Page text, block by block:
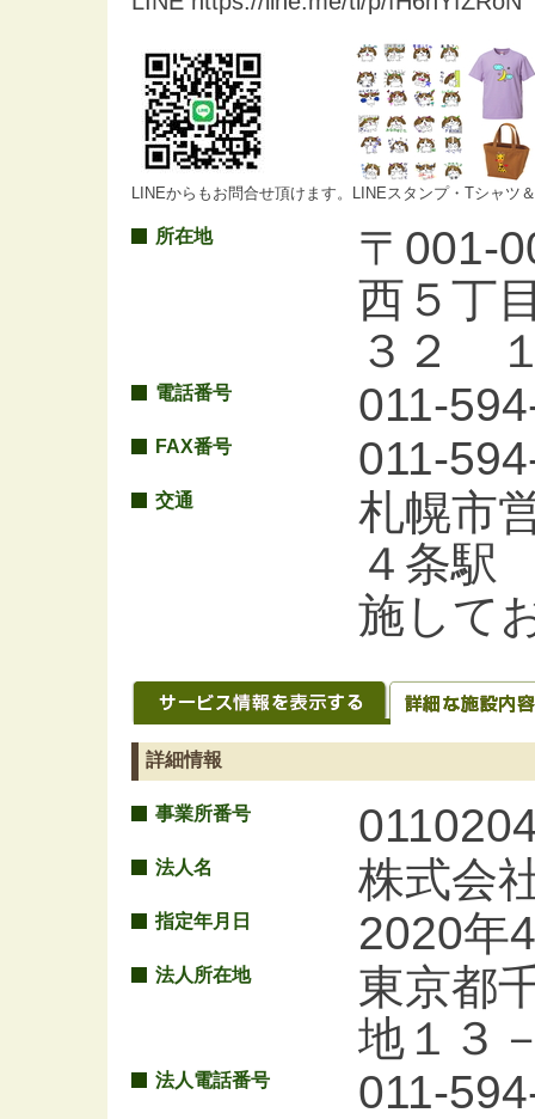
LINEからもお問合せ頂けます。 LINEスタンプ・Tシャツ
所在地
〒001-
西５丁
３２
電話番号 011-
FAX番号 011-
交通
札幌市
４条
施して
詳細情報
事業所番号
法人名 株式会
指定年月日 2020年
法人所在地
東京都
地１３
法人電話番号 011-